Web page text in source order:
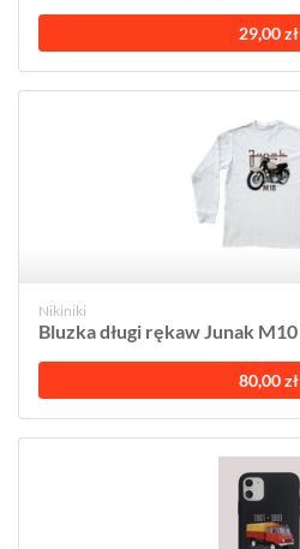
29,00 zł
Nikiniki
Bluzka długi rękaw Junak M10
80,00 zł